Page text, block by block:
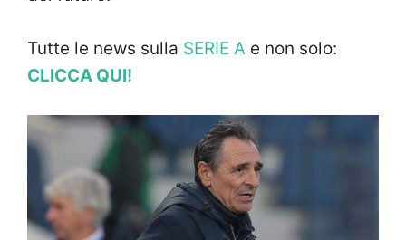
Tutte le news sulla SERIE A e non solo:
CLICCA QUI!